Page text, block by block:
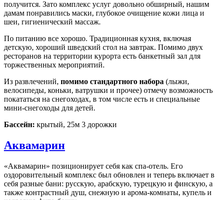
получится. Зато комплекс услуг довольно обширный, нашим
дамам понравились маски, глубокое очищение кожи лица и
шеи, гигиенический массаж.
По питанию все хорошо. Традиционная кухня, включая
детскую, хороший шведский стол на завтрак. Помимо двух
ресторанов на территории курорта есть банкетный зал для
торжественных мероприятий.
Из развлечений, помимо стандартного набора (лыжи,
велосипеды, коньки, ватрушки и прочее) отмечу возможность
покататься на снегоходах, в том числе есть и специальные
мини-снегоходы для детей.
Бассейн: крытый, 25м 3 дорожки
Аквамарин
«Аквамарин» позиционирует себя как спа-отель. Его
оздоровительный комплекс был обновлен и теперь включает в
себя разные бани: русскую, арабскую, турецкую и финскую, а
также контрастный душ, снежную и арома-комнаты, купель и